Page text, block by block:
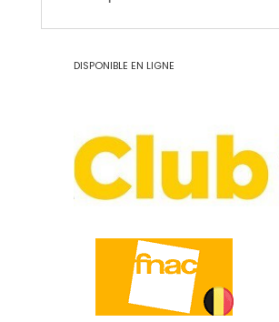
DISPONIBLE EN LIGNE